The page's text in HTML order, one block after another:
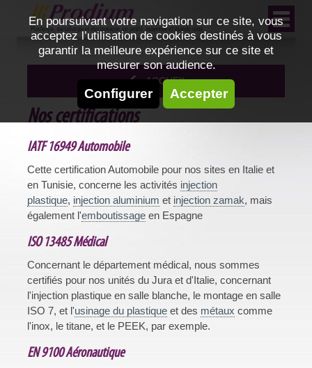
En poursuivant votre navigation sur ce site, vous
acceptez l’utilisation de cookies destinés à vous
garantir la meilleure expérience sur ce site et
mesurer son audience.
Configurer Accepter
ACCUEIL
Nos certifications
IATF 16949 Automobile
Cette certification Automobile pour nos sites en Italie et
en Tunisie, concerne les activités injection
plastique, injection aluminium et injection zamak, mais
également l'emboutissage en Espagne
ISO 13485 Médical
Concernant le département médical, nous sommes
certifiés pour nos unités du Jura et d'Italie, concernant
l'injection plastique en salle blanche, le montage en salle
ISO 7, et l'usinage du plastique et des métaux comme
l'inox, le titane, et le PEEK, par exemple.
EN 9100 Aéronautique